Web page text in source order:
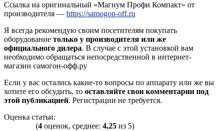
Ссылка на оригинальный «Магнум Профи Компакт» от
производителя — https://samogon-off.ru
Я всегда рекомендую своим посетителям покупать
оборудование только у производителя или же
официального дилера. В случае с этой установкой вам
необходимо обращаться непосредственной в интернет-
магазин самогон-офф.ру
Если у вас остались какие-то вопросы по аппарату или же вы
хотите его обсудить, то оставляйте свои комментарии под
этой публикацией. Регистрации не требуется.
Оценка статьи:
(4 оценок, среднее: 4,25 из 5)